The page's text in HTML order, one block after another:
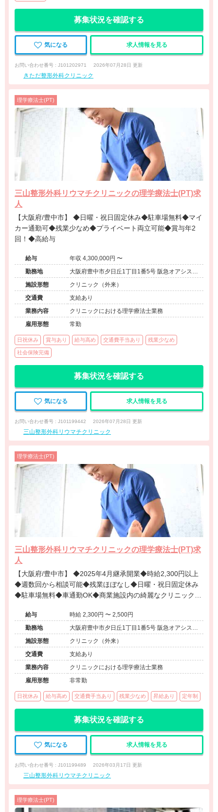
募集状況を確認する
気になる 求人情報を見る
お問い合わせ番号 : J101202971 2026年07月28日 更新
きただ整形外科クリニック
理学療法士(PT)
三山整形外科リウマチクリニックの理学療法士(PT)求
人
【大阪府/豊中市】 ◆日曜・祝日固定休み◆駐車場無料◆マイ
カー通勤可◆残業少なめ◆プライベート両立可能◆賞与年2
回！◆高給与
給与
年収 4,300,000円 〜
勤務地
大阪府豊中市夕日丘1丁目1番5号 阪急オアシス夕
日丘店2階
施設形態
クリニック（外来）
交通費
支給あり
業務内容
クリニックにおける理学療法士業務
雇用形態
常勤
日祝休み 賞与あり 給与高め 交通費手当あり 残業少なめ
社会保険完備
募集状況を確認する
気になる 求人情報を見る
お問い合わせ番号 : J101199442 2026年07月28日 更新
三山整形外科リウマチクリニック
理学療法士(PT)
三山整形外科リウマチクリニックの理学療法士(PT)求
人
【大阪府/豊中市】 ◆2025年4月継承開業◆時給2,300円以上
◆週数回から相談可能◆残業ほぼなし◆日曜・祝日固定休み
◆駐車場無料◆車通勤OK◆商業施設内の綺麗なクリニック
給与
時給 2,300円 〜 2,500円
勤務地
大阪府豊中市夕日丘1丁目1番5号 阪急オアシス夕
日丘店2階
施設形態
クリニック（外来）
交通費
支給あり
業務内容
クリニックにおける理学療法士業務
雇用形態
非常勤
日祝休み 給与高め 交通費手当あり 残業少なめ 昇給あり 定年制
募集状況を確認する
気になる 求人情報を見る
お問い合わせ番号 : J101199489 2026年03月17日 更新
三山整形外科リウマチクリニック
理学療法士(PT)